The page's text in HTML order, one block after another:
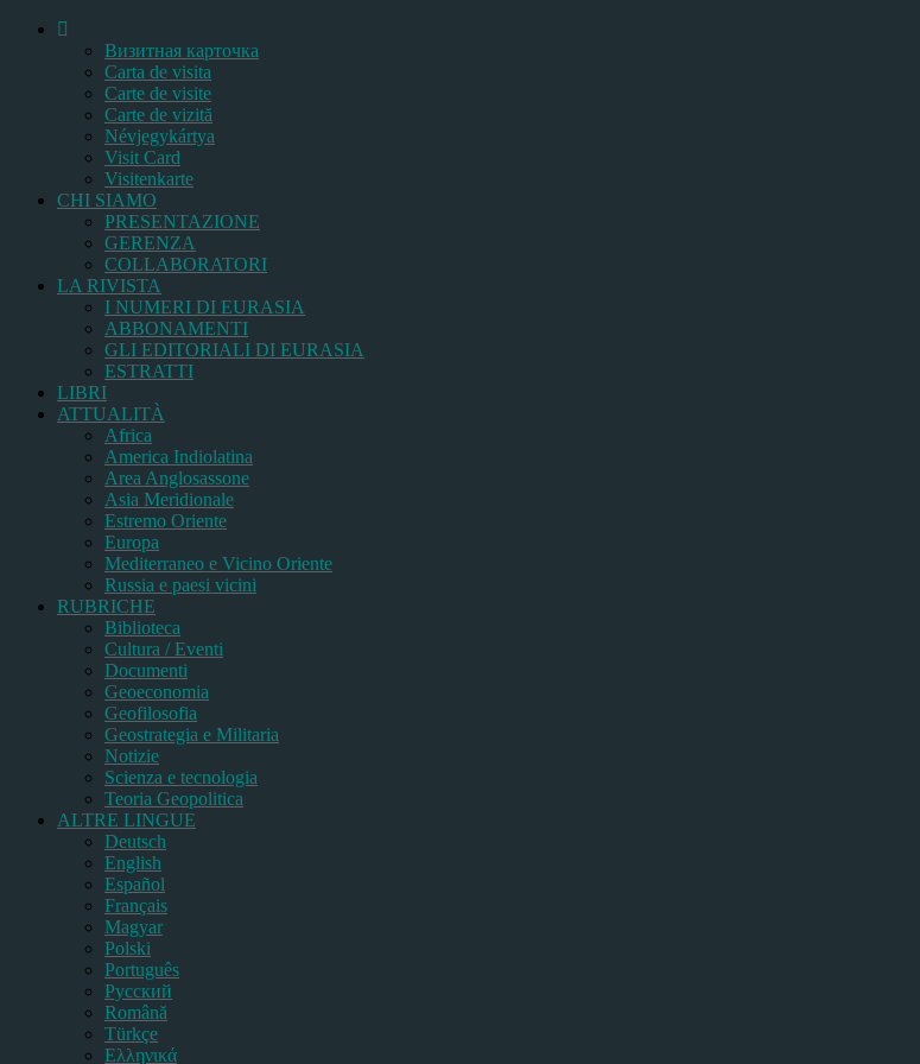
Bизитная карточка
Carta de visita
Carte de visite
Carte de vizită
Névjegykártya
Visit Card
Visitenkarte
CHI SIAMO
PRESENTAZIONE
GERENZA
COLLABORATORI
LA RIVISTA
I NUMERI DI EURASIA
ABBONAMENTI
GLI EDITORIALI DI EURASIA
ESTRATTI
LIBRI
ATTUALITÀ
Africa
America Indiolatina
Area Anglosassone
Asia Meridionale
Estremo Oriente
Europa
Mediterraneo e Vicino Oriente
Russia e paesi vicini
RUBRICHE
Biblioteca
Cultura / Eventi
Documenti
Geoeconomia
Geofilosofia
Geostrategia e Militaria
Notizie
Scienza e tecnologia
Teoria Geopolitica
ALTRE LINGUE
Deutsch
English
Español
Français
Magyar
Polski
Português
Pусский
Română
Türkçe
Ελληνικά